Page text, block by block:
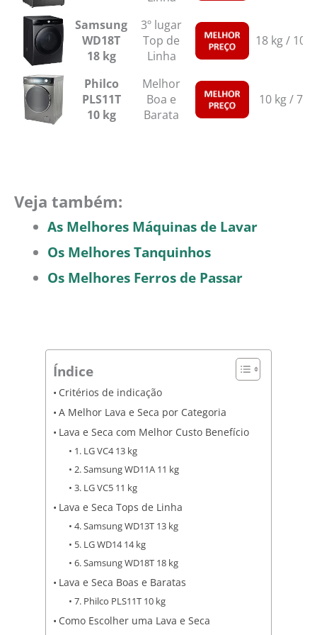
Samsung
WD18T
18 kg
3º lugar
Top de
Linha
18 kg / 10
Philco
PLS11T
10 kg
Melhor
Boa e
Barata
10 kg / 7 kg
Veja também:
As Melhores Máquinas de Lavar
Os Melhores Tanquinhos
Os Melhores Ferros de Passar
Índice
Critérios de indicação
A Melhor Lava e Seca por Categoria
Lava e Seca com Melhor Custo Benefício
1. LG VC4 13 kg
2. Samsung WD11A 11 kg
3. LG VC5 11 kg
Lava e Seca Tops de Linha
4. Samsung WD13T 13 kg
5. LG WD14 14 kg
6. Samsung WD18T 18 kg
Lava e Seca Boas e Baratas
7. Philco PLS11T 10 kg
Como Escolher uma Lava e Seca